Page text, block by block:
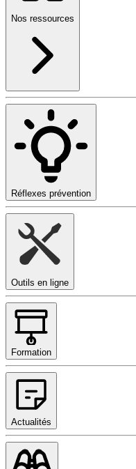
Nos ressources
Réflexes prévention
Outils en ligne
Formation
Actualités